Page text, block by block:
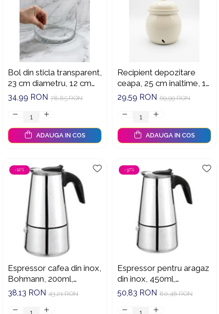
Bol din sticla transparent,
23 cm diametru, 12 cm
inaltime, bol servire
multifunctional
78,85 RON
34,99 RON
ADAUGA IN COS
Recipient depozitare
ceapa, 25 cm inaltime, 16
cm diametru, capac,
legume, bucatarie
69,99 RON
29,59 RON
ADAUGA IN COS
-12%
Espressor cafea din inox,
Bohmann, 200ml,
capacitate maxima: 4
43,21 RON
38,13 RON
-37%
Espressor pentru aragaz
din inox, 450ml,
capacitate maxima: 9
80,48 RON
50,83 RON